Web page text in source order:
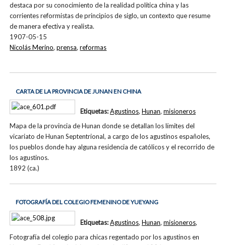
destaca por su conocimiento de la realidad política china y las
corrientes reformistas de principios de siglo, un contexto que resume
de manera efectiva y realista.
1907-05-15
Nicolás Merino,prensa,reformas
CARTA DE LA PROVINCIA DE JUNAN EN CHINA
Mapa de la provincia de Hunan donde se detallan los límites del
vicariato de Hunan Septentrional, a cargo de los agustinos españoles,
los pueblos donde hay alguna residencia de católicos y el recorrido de
los agustinos.
1892 (ca.)
Etiquetas:Agustinos, Hunan, misioneros
FOTOGRAFÍA DEL COLEGIO FEMENINO DE YUEYANG
Fotografía del colegio para chicas regentado por los agustinos en
Etiquetas:Agustinos, Hunan, misioneros,